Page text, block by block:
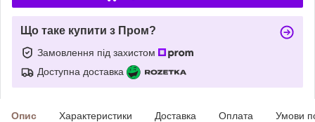
Що таке купити з Пром?
Замовлення під захистом
Доступна доставка
Опис Характеристики Доставка Оплата Умови